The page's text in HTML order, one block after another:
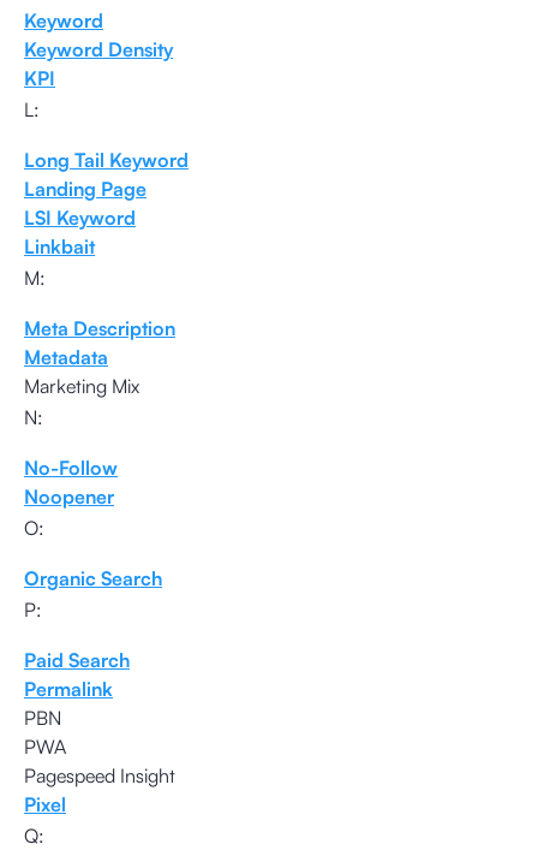
Keyword
Keyword Density
KPI
L:
Long Tail Keyword
Landing Page
LSI Keyword
Linkbait
M:
Meta Description
Metadata
Marketing Mix
N:
No-Follow
Noopener
O:
Organic Search
P:
Paid Search
Permalink
PBN
PWA
Pagespeed Insight
Pixel
Q: